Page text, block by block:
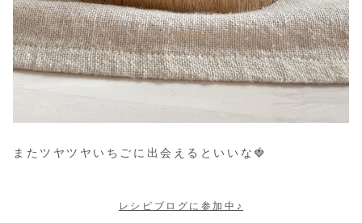
またツヤツヤいちごに出会えるといいな🍓
レシピブログに参加中♪